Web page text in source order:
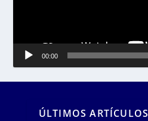
00:00
ÚLTIMOS ARTÍCULOS